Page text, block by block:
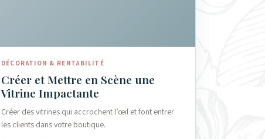
DÉCORATION & RENTABILITÉ
Créer et Mettre en Scène une
Vitrine Impactante
Créer des vitrines qui accrochent l’œil et font entrer
les clients dans votre boutique.